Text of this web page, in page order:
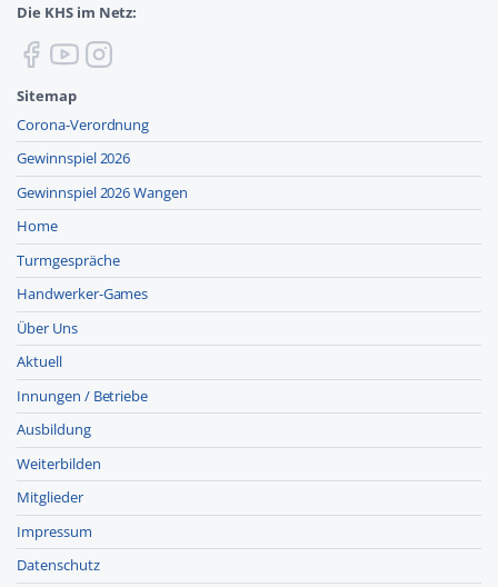
Die KHS im Netz:
Sitemap
Corona-Verordnung
Gewinnspiel 2026
Gewinnspiel 2026 Wangen
Home
Turmgespräche
Handwerker-Games
Über Uns
Aktuell
Innungen / Betriebe
Ausbildung
Weiterbilden
Mitglieder
Impressum
Datenschutz